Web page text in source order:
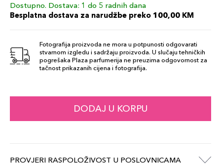
Chocolate
Šifra artikla
69,00 KM
Ash Brown
Šifra artikla
69,00 KM
Dark Brown 69,00 KM
Dostupno. Dostava: 1 do 5 radnih dana
Besplatna dostava za narudžbe preko 100,00 KM
Fotografija proizvoda ne mora u potpunosti odgovarati
stvarnom izgledu i sadržaju proizvoda. U slučaju tehničkih
pogrešaka Plaza parfumerija ne preuzima odgovornost za
tačnost prikazanih cijena i fotografija.
DODAJ U KORPU
PROVJERI RASPOLOŽIVOST U POSLOVNICAMA